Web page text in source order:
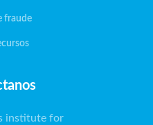
fraude
institute for